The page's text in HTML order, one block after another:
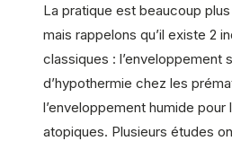
La pratique est beaucoup
mais rappelons qu’il existe 2
classiques : l’enveloppement
d’hypothermie chez les
l’enveloppement humide
atopiques. Plusieurs études